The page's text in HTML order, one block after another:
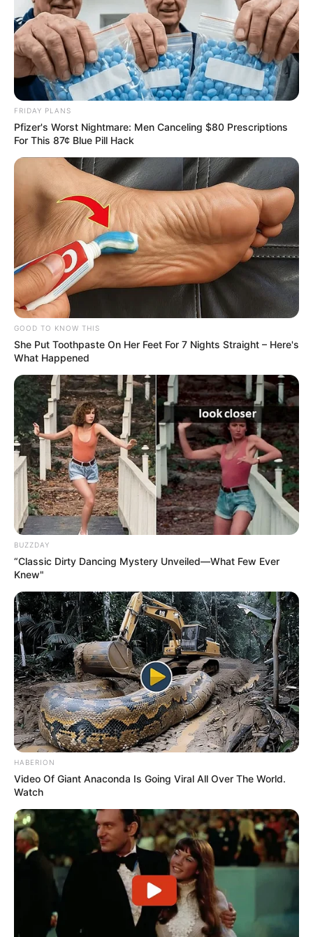
FRIDAY PLANS
Pfizer's Worst Nightmare: Men Canceling $80 Prescriptions
For This 87¢ Blue Pill Hack
GOOD TO KNOW THIS
She Put Toothpaste On Her Feet For 7 Nights Straight – Here's
What Happened
BUZZDAY
“Classic Dirty Dancing Mystery Unveiled—What Few Ever
Knew"
HABERION
Video Of Giant Anaconda Is Going Viral All Over The World.
Watch